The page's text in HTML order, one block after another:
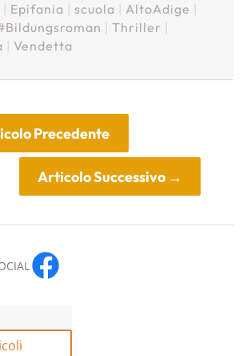
Epifania scuola AltoAdige
Thriller
Vendetta
Precedente
Articolo Successivo→